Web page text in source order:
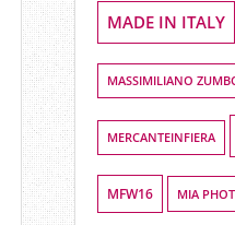
MADE IN ITALY
MASSIMILIANO
MERCANTEINFIERA
MFW16 MIA